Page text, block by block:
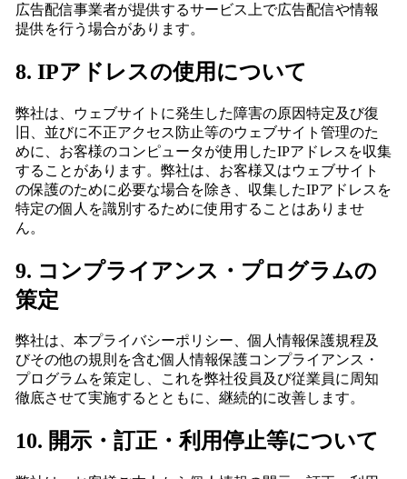
広告配信事業者が提供するサービス上で広告配信や情報
提供を行う場合があります。
8. IPアドレスの使用について
弊社は、ウェブサイトに発生した障害の原因特定及び復
旧、並びに不正アクセス防止等のウェブサイト管理のた
めに、お客様のコンピュータが使用したIPアドレスを収集
することがあります。弊社は、お客様又はウェブサイト
の保護のために必要な場合を除き、収集したIPアドレスを
特定の個人を識別するために使用することはありませ
ん。
9. コンプライアンス・プログラムの
策定
弊社は、本プライバシーポリシー、個人情報保護規程及
びその他の規則を含む個人情報保護コンプライアンス・
プログラムを策定し、これを弊社役員及び従業員に周知
徹底させて実施するとともに、継続的に改善します。
10. 開示・訂正・利用停止等について